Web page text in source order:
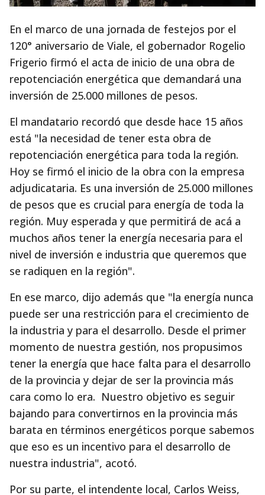
En el marco de una jornada de festejos por el
120° aniversario de Viale, el gobernador Rogelio
Frigerio firmó el acta de inicio de una obra de
repotenciación energética que demandará una
inversión de 25.000 millones de pesos.
El mandatario recordó que desde hace 15 años
está "la necesidad de tener esta obra de
repotenciación energética para toda la región.
Hoy se firmó el inicio de la obra con la empresa
adjudicataria. Es una inversión de 25.000 millones
de pesos que es crucial para energía de toda la
región. Muy esperada y que permitirá de acá a
muchos años tener la energía necesaria para el
nivel de inversión e industria que queremos que
se radiquen en la región".
En ese marco, dijo además que "la energía nunca
puede ser una restricción para el crecimiento de
la industria y para el desarrollo. Desde el primer
momento de nuestra gestión, nos propusimos
tener la energía que hace falta para el desarrollo
de la provincia y dejar de ser la provincia más
cara como lo era. Nuestro objetivo es seguir
bajando para convertirnos en la provincia más
barata en términos energéticos porque sabemos
que eso es un incentivo para el desarrollo de
nuestra industria", acotó.
Por su parte, el intendente local, Carlos Weiss,